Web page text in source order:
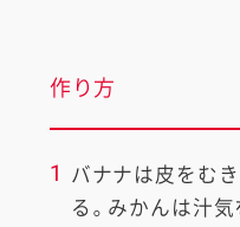
作り方
1
バナナは皮をむ
る。みかんは汁気